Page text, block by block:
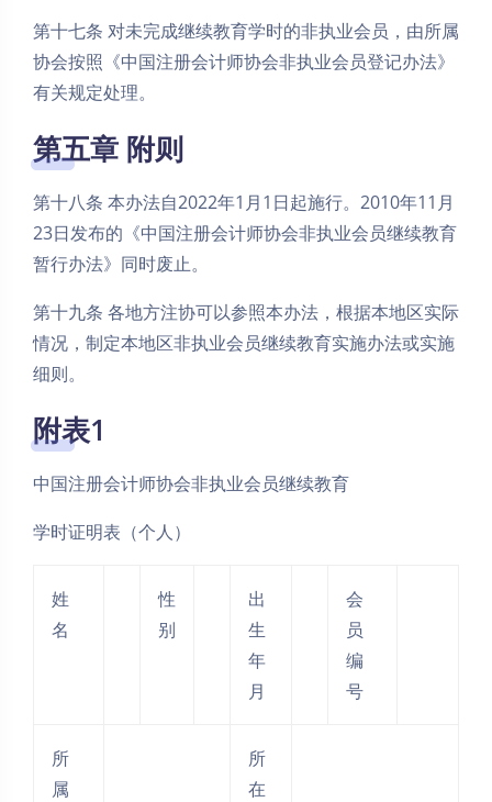
第十七条 对未完成继续教育学时的非执业会员，由所属
协会按照《中国注册会计师协会非执业会员登记办法》
有关规定处理。
第五章 附则
第十八条 本办法自2022年1月1日起施行。2010年11月
23日发布的《中国注册会计师协会非执业会员继续教育
暂行办法》同时废止。
第十九条 各地方注协可以参照本办法，根据本地区实际
情况，制定本地区非执业会员继续教育实施办法或实施
细则。
附表1
中国注册会计师协会非执业会员继续教育
学时证明表（个人）
姓
名
性
别
出
生
年
月
会
员
编
号
所
属
所
在